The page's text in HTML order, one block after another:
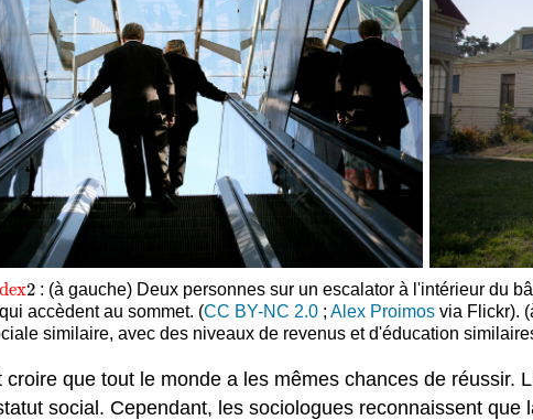
2
2 : (à gauche) Deux personnes sur un escalator à l'intérieur du
accèdent au sommet. (CC BY-NC 2.0 ;Alex Proimos via Flickr).
similaire, avec des niveaux de revenus et d'éducation
que tout le monde a les mêmes chances de
social. Cependant, les sociologues reconnaissent